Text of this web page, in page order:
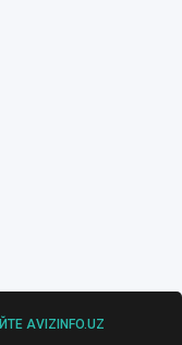
AVIZINFO.UZ